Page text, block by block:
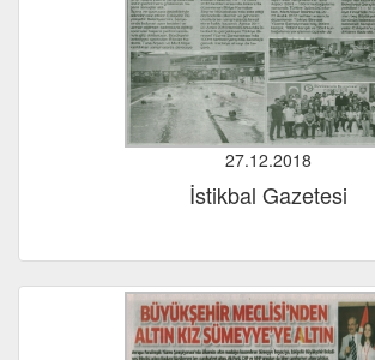
27.12.2018
İstikbal Gazetesi